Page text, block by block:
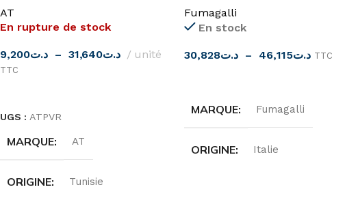
AT
En rupture de stock
د.ت9,200 – د.ت31,640 unité
TTC
UGS : ATPVR
MARQUE AT
ORIGINE Tunisie
Fumagalli
En stock
د.ت30,828 – د.ت46,115 TTC
MARQUE Fumagalli
ORIGINE Italie